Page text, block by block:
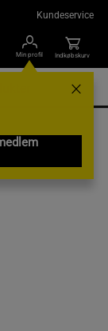
Kundeservice
Min profil Indkøbskurv